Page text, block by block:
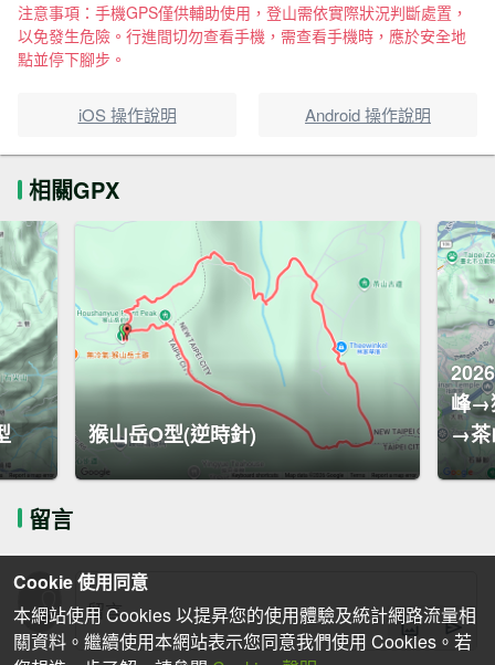
注意事項：手機GPS僅供輔助使用，登山需依實際狀況判斷處置，
以免發生危險。行進間切勿查看手機，需查看手機時，應於安全地
點並停下腳步。
iOS 操作說明 Android 操作說明
相關GPX
猴山岳O型(逆時針)
峰→
→茶
留言
Cookie 使用同意
本網站使用 Cookies 以提昇您的使用體驗及統計網路流量相
關資料。繼續使用本網站表示您同意我們使用 Cookies。若